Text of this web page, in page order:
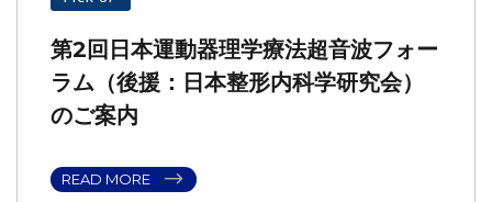
第2回日本運動器理学療法超音波フォー
ラム（後援：日本整形内科学研究会）
のご案内
READ MORE